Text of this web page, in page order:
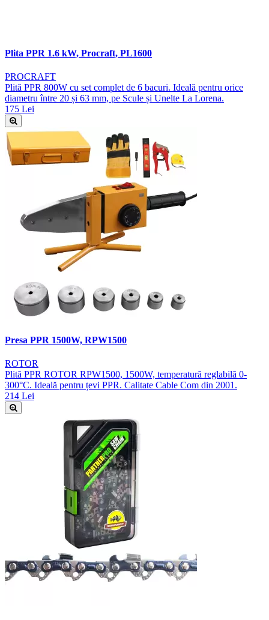
Plita PPR 1.6 kW, Procraft, PL1600
PROCRAFT
Plită PPR 800W cu set complet de 6 bacuri. Ideală pentru orice
diametru între 20 și 63 mm, pe Scule și Unelte La Lorena.
175 Lei
Presa PPR 1500W, RPW1500
ROTOR
Plită PPR ROTOR RPW1500, 1500W, temperatură reglabilă 0-
300°C. Ideală pentru țevi PPR. Calitate Cable Com din 2001.
214 Lei